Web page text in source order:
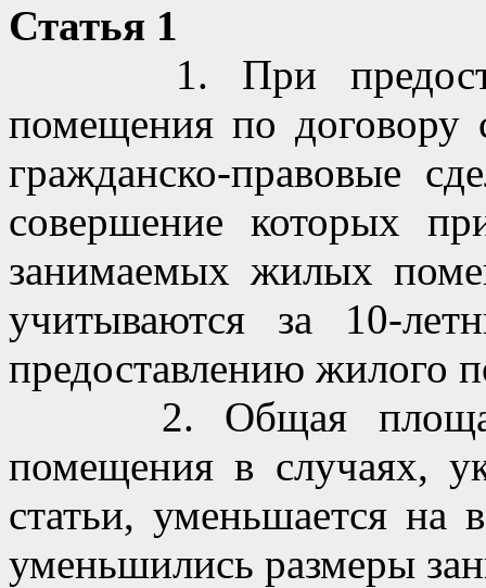
Статья 1
1. При
помещения по договору
гражданско-правовые
совершение которых
занимаемых жилых
учитываются за 10-
предоставлению жилого
2. Общая площадь
помещения в случаях,
статьи, уменьшается на
уменьшились размеры